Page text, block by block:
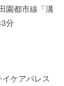
園都市線「溝
分
ケアパレス